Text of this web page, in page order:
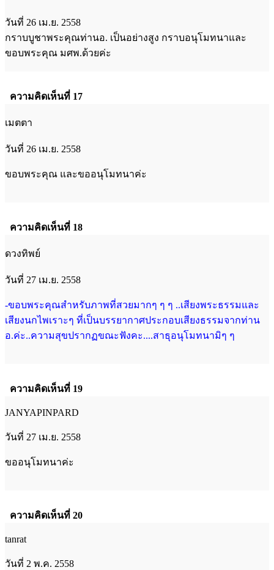
วันที่ 26 เม.ย. 2558
กราบบูชาพระคุณท่านอ. เป็นอย่างสูง กราบอนุโมทนาและ
ขอบพระคุณ มศพ.ด้วยค่ะ
ความคิดเห็นที่ 17
เมตตา
วันที่ 26 เม.ย. 2558
ขอบพระคุณ และขออนุโมทนาค่ะ
ความคิดเห็นที่ 18
ดวงทิพย์
วันที่ 27 เม.ย. 2558
-ขอบพระคุณสำหรับภาพที่สวยมากๆ ๆ ๆ ..เสียงพระธรรมและ
เสียงนกไพเราะๆ ที่เป็นบรรยากาศประกอบเสียงธรรมจากท่าน
อ.ค่ะ..ความสุขปรากฏขณะฟังคะ....สาธุอนุโมทนามิๆ ๆ
ความคิดเห็นที่ 19
JANYAPINPARD
วันที่ 27 เม.ย. 2558
ขออนุโมทนาค่ะ
ความคิดเห็นที่ 20
tanrat
วันที่ 2 พ.ค. 2558